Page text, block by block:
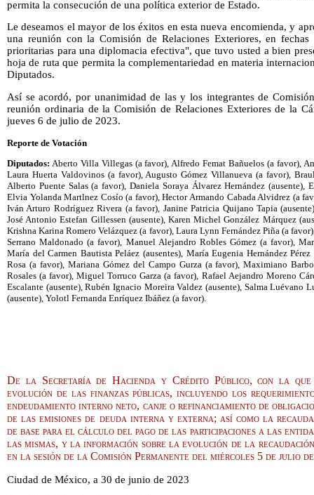
permita la consecución de una política exterior de Estado.
Le deseamos el mayor de los éxitos en esta nueva encomienda, y
una reunión con la Comisión de Relaciones Exteriores, en
prioritarias para una diplomacia efectiva", que tuvo usted a bien
hoja de ruta que permita la complementariedad en materia
Diputados.
Así se acordó, por unanimidad de las y los integrantes de
reunión ordinaria de la Comisión de Relaciones Exteriores de la
jueves 6 de julio de 2023.
Reporte de Votación
Diputados: Aberto Villa Villegas (a favor), Alfredo Femat Bañuelos (a favor),
Laura Huerta Valdovinos (a favor), Augusto Gómez Villanueva (a favor),
Alberto Puente Salas (a favor), Daniela Soraya Álvarez Hernández
Elvia Yolanda Martlnez Cosío (a favor), Hector Armando Cabada Alvidrez (a
Iván Arturo Rodríguez Rivera (a favor), Janine Patricia Quijano Tapia
José Antonio Estefan Gillessen (ausente), Karen Michel González Márquez
Krishna Karina Romero Velázquez (a favor), Laura Lynn Fernández Piña (a
Serrano Maldonado (a favor), Manuel Alejandro Robles Gómez (a favor),
María del Carmen Bautista Peláez (ausentes), María Eugenia Hernández
Rosa (a favor), Mariana Gómez del Campo Gurza (a favor), Maximiano
Rosales (a favor), Miguel Torruco Garza (a favor), Rafael Aejandro Moreno
Escalante (ausente), Rubén Ignacio Moreira Valdez (ausente), Salma Luévano
(ausente), Yolotl Fernanda Enríquez Ibáñez (a favor).
De la Secretaría de Hacienda y Crédito Público, con la
evolución de las finanzas públicas, incluyendo los
endeudamiento interno neto, canje o refinanciamiento de
de las emisiones de deuda interna y externa; así como la
de base para el cálculo del pago de las participaciones a las
las mismas, y la información sobre la evolución de la
en la sesión de la Comisión Permanente del miércoles 5 de julio
Ciudad de México, a 30 de junio de 2023